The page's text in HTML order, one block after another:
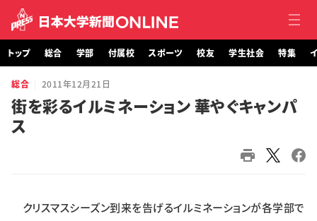
トップ
総合
トップ 総合 学部 付属校 スポーツ 校友 学生社会 特集
総合 2011年12月21日
街を彩るイルミネーション 華やぐキャンパ
ス
クリスマスシーズン到来を告げるイルミネーションが各学部で